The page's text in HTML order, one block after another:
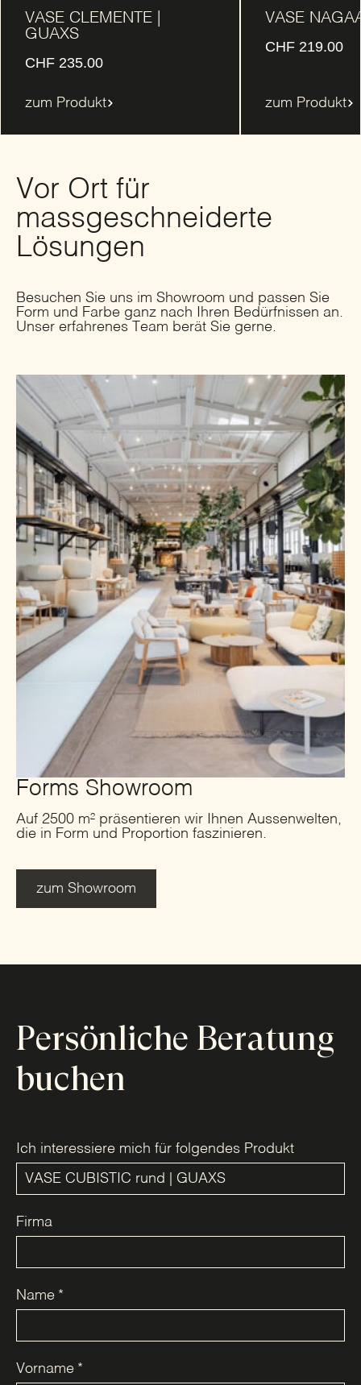
VASE CLEMENTE |
GUAXS
CHF 235.00
zum Produkt
VASE
CHF 219.00
zum Produkt
Vor Ort für
massgeschneiderte
Lösungen
Besuchen Sie uns im Showroom und passen Sie
Form und Farbe ganz nach Ihren Bedürfnissen an.
Unser erfahrenes Team berät Sie gerne.
Forms Showroom
Auf 2500 m² präsentieren wir Ihnen Aussenwelten,
die in Form und Proportion faszinieren.
zum Showroom
Persönliche Beratung
buchen
Ich interessiere mich für folgendes Produkt
Firma
Name *
Vorname *